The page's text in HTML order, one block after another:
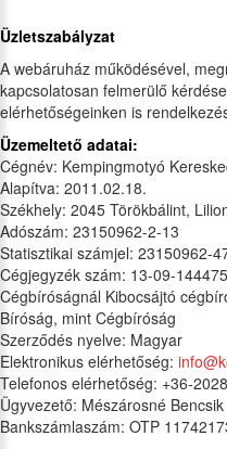
Üzletszabályzat
A webáruház működésével,
kapcsolatosan felmerülő
elérhetőségeinken is
Üzemeltető adatai:
Cégnév: Kempingmotyó
Alapítva: 2011.02.18.
Székhely: 2045 Törökbálint,
Adószám: 23150962-2-13
Statisztikai számjel: 23150962-
Cégjegyzék szám: 13-09-
Cégbíróságnál Kibocsájtó
Bíróság, mint Cégbíróság
Szerződés nyelve: Magyar
Elektronikus elérhetőség:
Telefonos elérhetőség: +36-
Ügyvezető: Mészárosné
Bankszámlaszám: OTP